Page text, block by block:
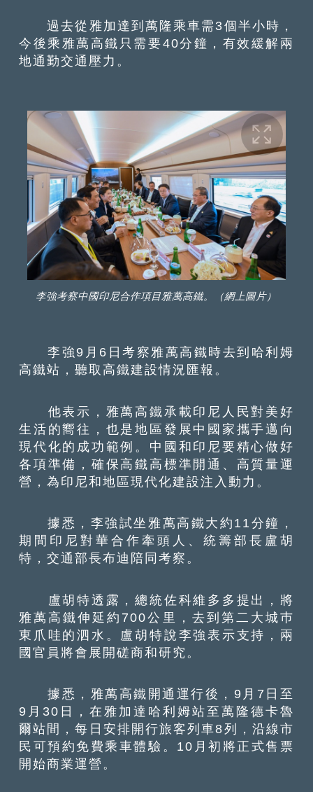
過去從雅加達到萬隆乘車需3個半小時，
今後乘雅萬高鐵只需要40分鐘，有效緩解兩
地通勤交通壓力。
李強考察中國印尼合作項目雅萬高鐵。（網上圖片）
李強9月6日考察雅萬高鐵時去到哈利姆
高鐵站，聽取高鐵建設情況匯報。
他表示，雅萬高鐵承載印尼人民對美好
生活的嚮往，也是地區發展中國家攜手邁向
現代化的成功範例。中國和印尼要精心做好
各項準備，確保高鐵高標準開通、高質量運
營，為印尼和地區現代化建設注入動力。
據悉，李強試坐雅萬高鐵大約11分鐘，
期間印尼對華合作牽頭人、統籌部長盧胡
特，交通部長布迪陪同考察。
盧胡特透露，總統佐科維多多提出，將
雅萬高鐵伸延約700公里，去到第二大城巿
東爪哇的泗水。盧胡特說李強表示支持，兩
國官員將會展開磋商和研究。
據悉，雅萬高鐵開通運行後，9月7日至
9月30日，在雅加達哈利姆站至萬隆德卡魯
爾站間，每日安排開行旅客列車8列，沿線市
民可預約免費乘車體驗。10月初將正式售票
開始商業運營。